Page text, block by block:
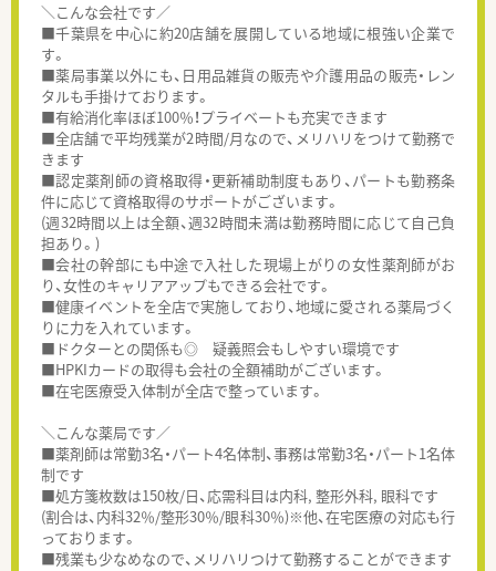
＼こんな会社です／
■千葉県を中心に約20店舗を展開している地域に根強い企業で
す。
■薬局事業以外にも、日用品雑貨の販売や介護用品の販売・レン
タルも手掛けております。
■有給消化率ほぼ100％！プライベートも充実できます
■全店舗で平均残業が2時間/月なので、メリハリをつけて勤務で
きます
■認定薬剤師の資格取得・更新補助制度もあり、パートも勤務条
件に応じて資格取得のサポートがございます。
(週32時間以上は全額、週32時間未満は勤務時間に応じて自己負
担あり。)
■会社の幹部にも中途で入社した現場上がりの女性薬剤師がお
り、女性のキャリアアップもできる会社です。
■健康イベントを全店で実施しており、地域に愛される薬局づく
りに力を入れています。
■ドクターとの関係も◎ 疑義照会もしやすい環境です
■HPKIカードの取得も会社の全額補助がございます。
■在宅医療受入体制が全店で整っています。
＼こんな薬局です／
■薬剤師は常勤3名・パート4名体制、事務は常勤3名・パート1名体
制です
■処方箋枚数は150枚/日、応需科目は内科, 整形外科, 眼科です
(割合は、内科32％/整形30％/眼科30％)※他、在宅医療の対応も行
っております。
■残業も少なめなので、メリハリつけて勤務することができます